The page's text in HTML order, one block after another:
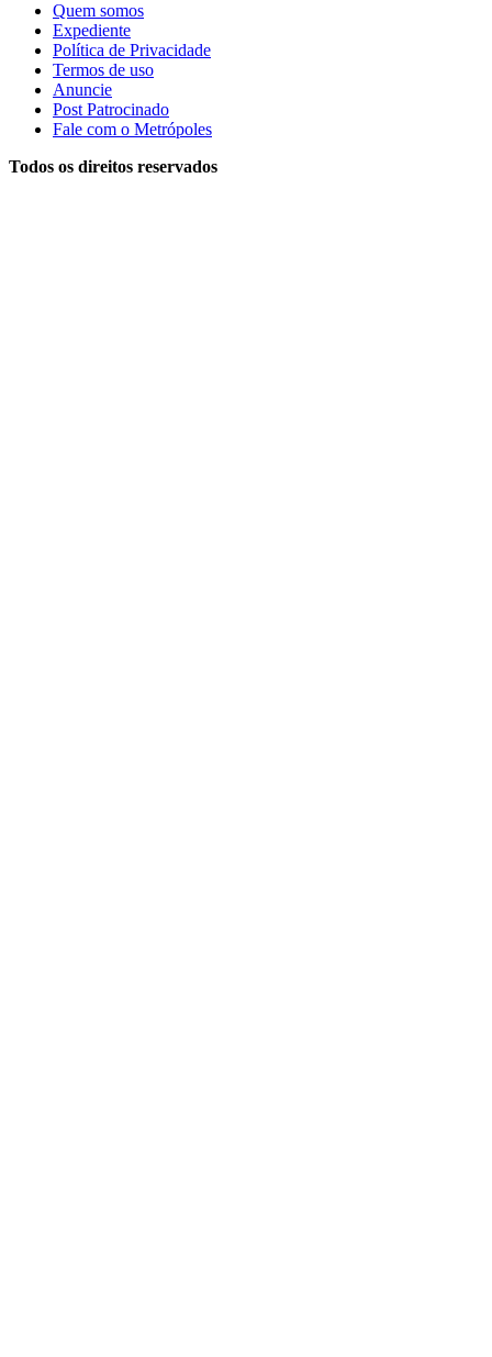
Quem somos
Expediente
Política de Privacidade
Termos de uso
Anuncie
Post Patrocinado
Fale com o Metrópoles
Todos os direitos reservados